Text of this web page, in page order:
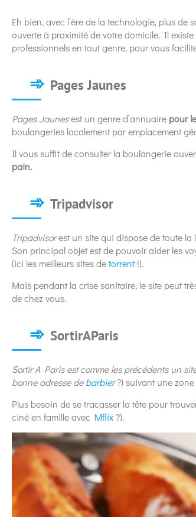
Eh bien, avec l’ère de la technologie, plus
ouverte à proximité de votre domicile. Il existe
professionnels en tout genre, pour vous
Pages Jaunes
Pages Jaunesest un genre d’annuaire pour
boulangeries localement par emplacement
Il vous suffit de consulter la boulangerie
pain.
Tripadvisor
Tripadvisorest un site qui dispose de toute la
Son principal objet est de pouvoir aider les
(ici les meilleurs sites detorrent!).
Mais pendant la crise sanitaire, le site peut
de chez vous.
SortirAParis
Sortir A Paris est comme les précédents un
bonne adresse debarbier ?) suivant une
Plus besoin de se tracasser la tête pour
ciné en famille avec Mflix ?).